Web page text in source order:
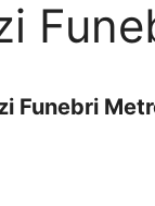
Funebri